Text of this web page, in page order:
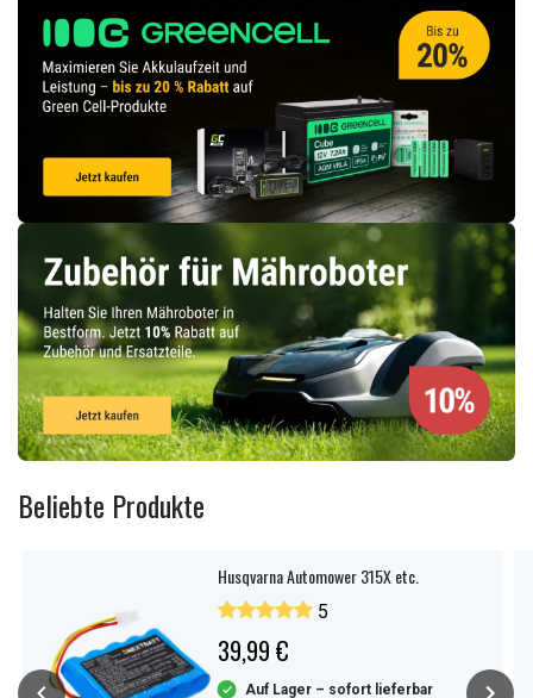
Beliebte Produkte
Husqvarna Automower 315X etc.
5
39,99 €
Auf Lager – sofort lieferbar